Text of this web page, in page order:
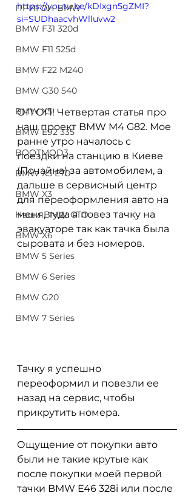
ПРИГОН BMW
BMW F31 320d
BMW F11 525d
BMW F22 M240
BMW G30 540
BMW X5
BMW E92 335
BOOTMOD3
BMW X5 E70
BMW X3
Наши BMW СТО
BMW X6
BMW 5 Series
BMW 6 Series
BMW G20
BMW 7 Series
https://youtu.be/kDIxgn5gZMI?
si=SUDhaacvhWlluvw2
ОП ОП! Четвертая статья про
наш проект BMW M4 G82. Мое
ранне утро началось с
поездки на станцию в Киеве
(Почайна) за автомобилем, а
дальше в сервисный центр
для переоформления авто на
меня, туда я повез тачку на
эвакуаторе так как тачка была
сыровата и без номеров.
Тачку я успешно
переоформил и повезли ее
назад на сервис, чтобы
прикрутить номера.
Ощущение от покупки авто
были не такие крутые как
после покупки моей первой
тачки BMW E46 328i или после